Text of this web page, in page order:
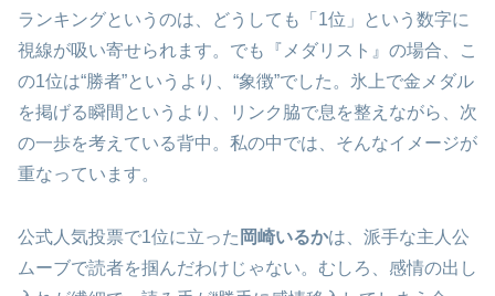
ランキングというのは、どうしても「1位」という数字に
視線が吸い寄せられます。でも『メダリスト』の場合、こ
の1位は“勝者”というより、“象徴”でした。氷上で金メダル
を掲げる瞬間というより、リンク脇で息を整えながら、次
の一歩を考えている背中。私の中では、そんなイメージが
重なっています。
公式人気投票で1位に立った 岡崎いるかは、派手な主人公
ムーブで読者を掴んだわけじゃない。むしろ、感情の出し